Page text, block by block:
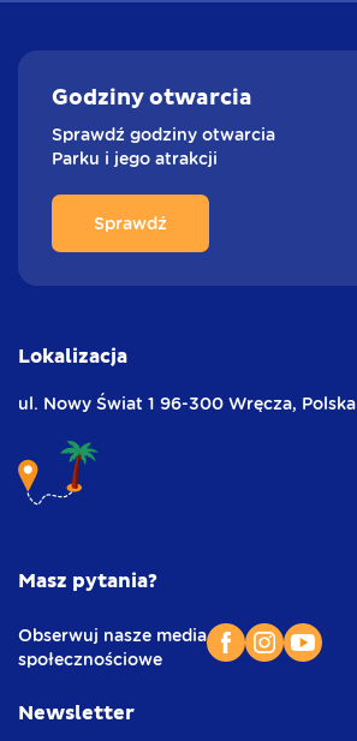
Godzinyotwarcia
Sprawdź godziny otwarcia
Parku i jego atrakcji
Sprawdź
Lokalizacja
ul. Nowy Świat 1 96-300 Wręcza, Polska
Masz pytania?
Obserwuj nasze media
społecznościowe
Newsletter